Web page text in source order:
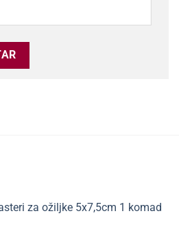
za ožiljke 5x7,5cm 1 komad